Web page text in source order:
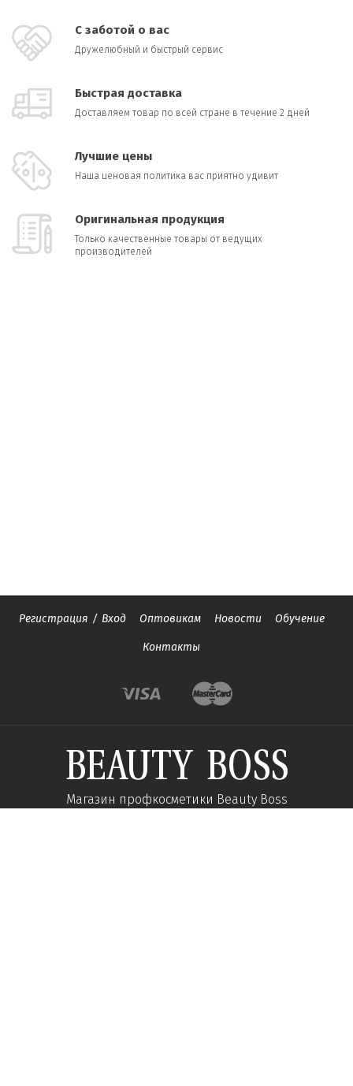
С заботой о вас
Дружелюбный и быстрый сервис
Быстрая доставка
Доставляем товар по всей стране в течение 2 дней
Лучшие цены
Наша ценовая политика вас приятно удивит
Оригинальная продукция
Только качественные товары от ведущих
производителей
Регистрация / Вход Оптовикам Новости Обучение
Контакты
Магазин профкосметики Beauty Boss